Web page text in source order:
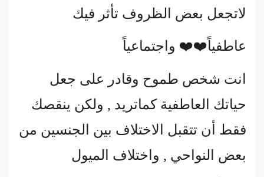
لاتجعل بعض الظروف تأثر فيك
عاطفياً❤️❤️ واجتماعياً
انت شخص طموح وقادر على جعل
حياتك العاطفية كماتريد , ولكن ينقصك
فقط أن تتقبل الاختلاف بين الجنسين من
بعض النواحي , واختلاف الميول